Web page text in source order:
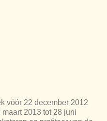
vóór 22 december 2012
2013 tot 28 juni